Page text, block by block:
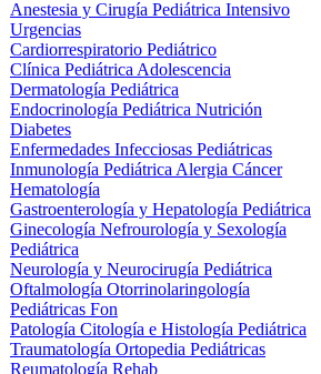
Anestesia y Cirugía Pediátrica Intensivo
Urgencias
Cardiorrespiratorio Pediátrico
Clínica Pediátrica Adolescencia
Dermatología Pediátrica
Endocrinología Pediátrica Nutrición
Diabetes
Enfermedades Infecciosas Pediátricas
Inmunología Pediátrica Alergia Cáncer
Hematología
Gastroenterología y Hepatología Pediátrica
Ginecología Nefrourología y Sexología
Pediátrica
Neurología y Neurocirugía Pediátrica
Oftalmología Otorrinolaringología
Pediátricas Fon
Patología Citología e Histología Pediátrica
Traumatología Ortopedia Pediátricas
Reumatología Rehab